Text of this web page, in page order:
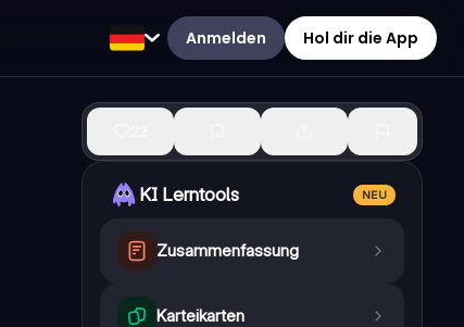
Anmelden Hol dir die App
KI Lerntools NEU
Zusammenfassung
Karteikarten